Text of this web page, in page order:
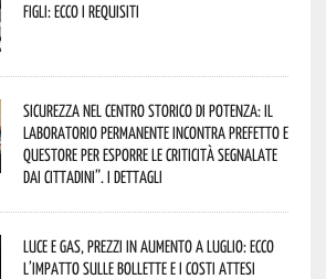
figli: ecco i requisiti
Sicurezza nel Centro Storico di Potenza: il
Laboratorio Permanente incontra Prefetto e
Questore per esporre le criticità segnalate
dai cittadini”. I dettagli
Luce e gas, prezzi in aumento a luglio: ecco
l’impatto sulle bollette e i costi attesi